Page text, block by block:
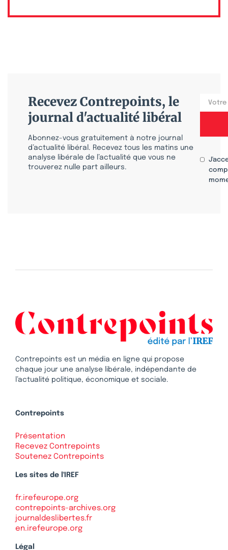
Recevez Contrepoints, le
journal d'actualité libéral
Abonnez-vous gratuitement à notre journal
d’actualité libéral. Recevez tous les matins une
analyse libérale de l’actualité que vous ne
trouverez nulle part ailleurs.
Contrepoints est un média en ligne qui propose
chaque jour une analyse libérale, indépendante de
l’actualité politique, économique et sociale.
Contrepoints
Présentation
Recevez Contrepoints
Soutenez Contrepoints
Les sites de l'IREF
fr.irefeurope.org
contrepoints-archives.org
journaldeslibertes.fr
en.irefeurope.org
Légal